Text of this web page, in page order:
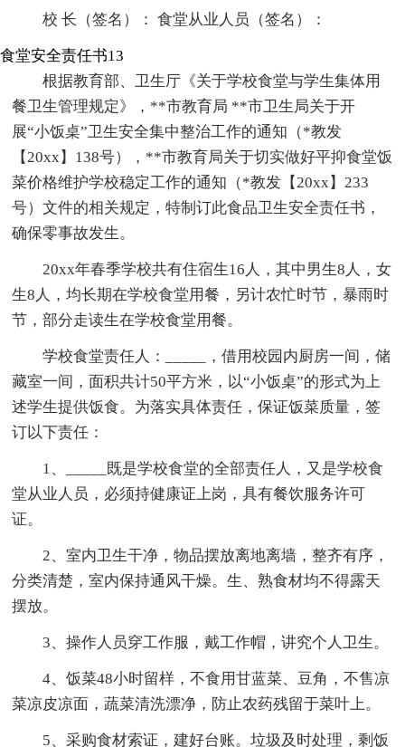
校 长（签名）： 食堂从业人员（签名）：
食堂安全责任书13
根据教育部、卫生厅《关于学校食堂与学生集体用
餐卫生管理规定》，**市教育局 **市卫生局关于开
展“小饭桌”卫生安全集中整治工作的通知（*教发
【20xx】138号），**市教育局关于切实做好平抑食堂饭
菜价格维护学校稳定工作的通知（*教发【20xx】233
号）文件的相关规定，特制订此食品卫生安全责任书，
确保零事故发生。
20xx年春季学校共有住宿生16人，其中男生8人，女
生8人，均长期在学校食堂用餐，另计农忙时节，暴雨时
节，部分走读生在学校食堂用餐。
学校食堂责任人：_____，借用校园内厨房一间，储
藏室一间，面积共计50平方米，以“小饭桌”的形式为上
述学生提供饭食。为落实具体责任，保证饭菜质量，签
订以下责任：
1、_____既是学校食堂的全部责任人，又是学校食
堂从业人员，必须持健康证上岗，具有餐饮服务许可
证。
2、室内卫生干净，物品摆放离地离墙，整齐有序，
分类清楚，室内保持通风干燥。生、熟食材均不得露天
摆放。
3、操作人员穿工作服，戴工作帽，讲究个人卫生。
4、饭菜48小时留样，不食用甘蓝菜、豆角，不售凉
菜凉皮凉面，蔬菜清洗漂净，防止农药残留于菜叶上。
5、采购食材索证，建好台账。垃圾及时处理，剩饭